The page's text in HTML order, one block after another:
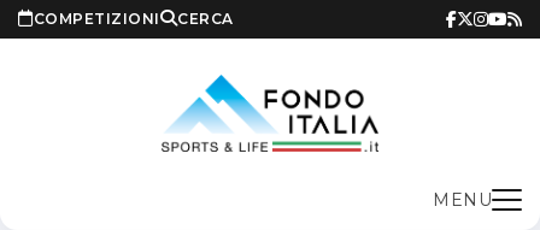
COMPETIZIONI CERCA
MENU